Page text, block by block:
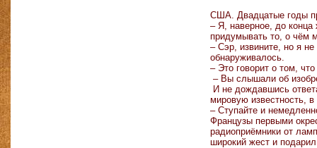
США. Двадцатые годы
– Я, наверное, до конца
придумывать то, о чём
– Сэр, извините, но я
обнаруживалось.
– Это говорит о том,
– Вы слышали об
И не дождавшись
мировую известность,
– Ступайте и
Французы первыми
радиоприёмники от
широкий жест и